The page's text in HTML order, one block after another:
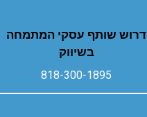
דרוש שותף עסקי המתמחה
בשיווק
818-300-1895